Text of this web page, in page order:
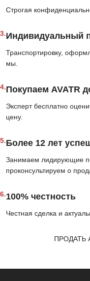
Строгая
3.Индивидуальный
Транспортировку,
мы.
4.Покупаем AVATR
Эксперт бесплатно
цену.
5.Более 12 лет
Занимаем лидирующие
проконсультируем о
6.100% честность
Честная сделка и
ПРОДАТЬ